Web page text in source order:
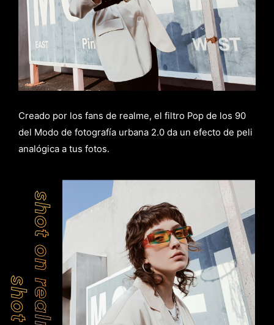
Creado por los fans de realme, el filtro Pop de los 90
del Modo de fotografía urbana 2.0 da un efecto de peli
analógica a tus fotos.